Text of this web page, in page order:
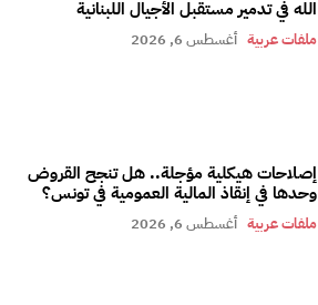
الله في تدمير مستقبل الأجيال اللبنانية
ملفات عربية أغسطس 6, 2026
إصلاحات هيكلية مؤجلة.. هل تنجح القروض
وحدها في إنقاذ المالية العمومية في تونس؟
ملفات عربية أغسطس 6, 2026